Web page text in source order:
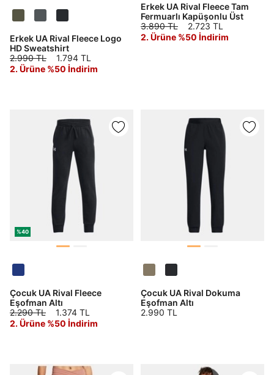
Erkek UA Rival Fleece Logo
HD Sweatshirt
2.990 TL
1.794 TL
2. Ürüne %50 İndirim
Erkek UA Rival Fleece Tam
Fermuarlı Kapüşonlu Üst
3.890 TL
2.723 TL
2. Ürüne %50 İndirim
%40
Çocuk UA Rival Fleece
Eşofman Altı
2.290 TL
1.374 TL
2. Ürüne %50 İndirim
Çocuk UA Rival Dokuma
Eşofman Altı
2.990 TL